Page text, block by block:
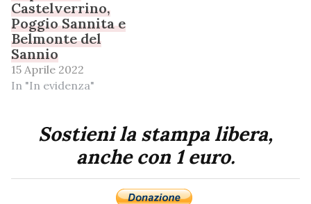
Castelverrino,
Poggio Sannita e
Belmonte del
Sannio
15 Aprile 2022
In "In evidenza"
Sostieni la stampa libera,
anche con 1 euro.